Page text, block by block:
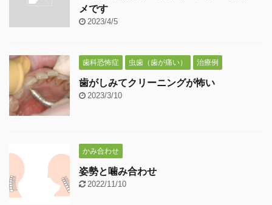
メです
2023/4/5
歯科恐怖症 虫歯（歯が痛い） 治療例
歯がしみてクリーニングが怖い
2023/3/10
かみ合わせ
姿勢と噛み合わせ
2022/11/10